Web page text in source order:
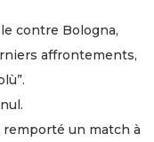
contre Bologna,
affrontements,
remporté un match à